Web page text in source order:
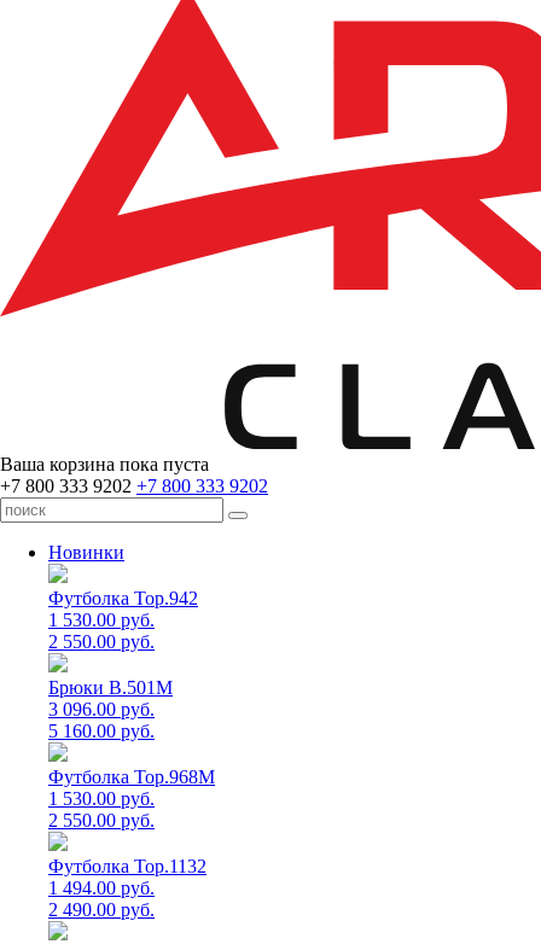
Ваша корзина пока пуста
+7 800 333 9202 +7 800 333 9202
Новинки
Футболка Top.942
1 530.00 руб.
2 550.00 руб.
Брюки B.501M
3 096.00 руб.
5 160.00 руб.
Футболка Top.968M
1 530.00 руб.
2 550.00 руб.
Футболка Top.1132
1 494.00 руб.
2 490.00 руб.